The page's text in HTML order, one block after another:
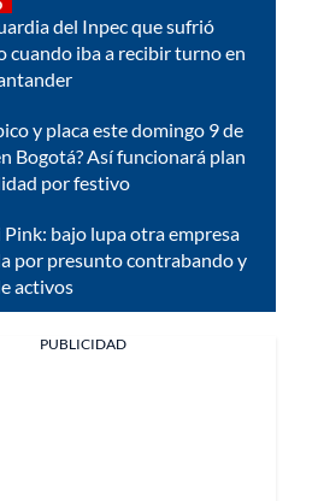
del Inpec que sufrió
cuando iba a recibir turno en
y placa este domingo 9 de
Bogotá? Así funcionará plan
por festivo
Pink: bajo lupa otra empresa
por presunto contrabando y
activos
PUBLICIDAD